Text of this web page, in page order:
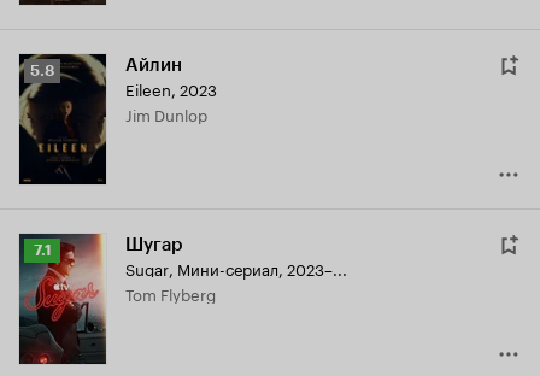
Рейтинг
Кинопоиска
5.8
5.8 Айлин
Eileen, 2023
Jim Dunlop
Рейтинг
Кинопоиска
7.1
7.1 Шугар
Sugar, Мини-сериал, 2023–...
Tom Flyberg